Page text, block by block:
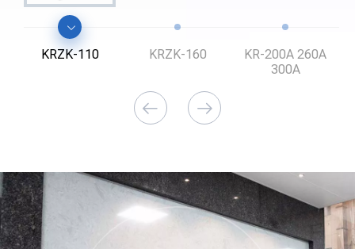
KRZK-110 KRZK-160
KR-200A 260A
300A